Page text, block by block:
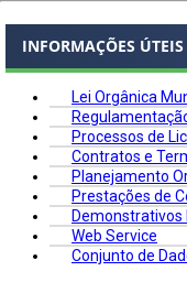
INFORMAÇÕES ÚTEIS
Lei Orgânica
Processos de
Contratos e
Planejamento
Prestações de
Demonstrativos
Web Service
Conjunto de